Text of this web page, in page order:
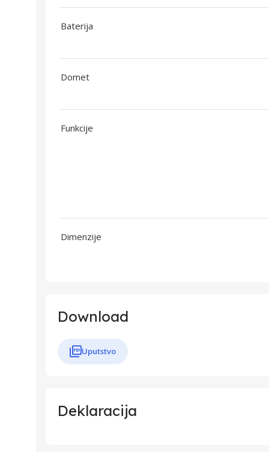
Baterija
Domet
Funkcije
Dimenzije
Download
Uputstvo
Deklaracija